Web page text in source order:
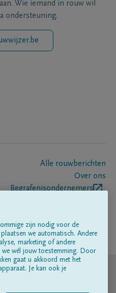
Wie iemand in rouw wil
ondersteuning.
Alle rouwberichten
Over ons
Begrafenisondernemers
zijn nodig voor de
we automatisch. Andere
marketing of andere
wél jouw toestemming. Door
gaat u akkoord met het
Je kan ook je